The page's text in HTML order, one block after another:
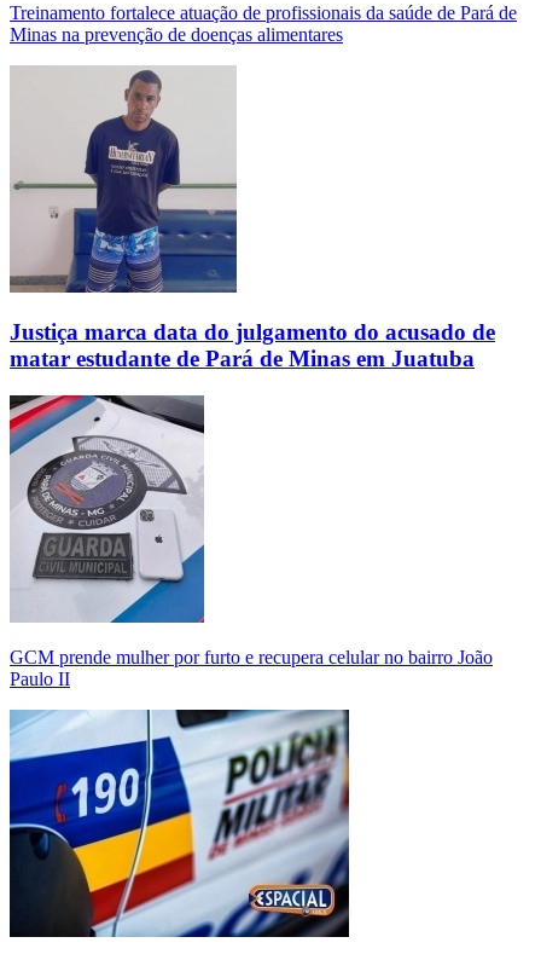
Treinamento fortalece atuação de profissionais da saúde de Pará de
Minas na prevenção de doenças alimentares
Justiça marca data do julgamento do acusado de
matar estudante de Pará de Minas em Juatuba
GCM prende mulher por furto e recupera celular no bairro João
Paulo II